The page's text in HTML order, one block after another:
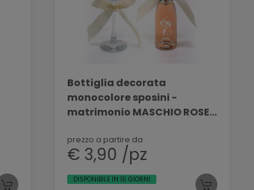
Bottiglia decorata
monocolore sposini -
matrimonio MASCHIO ROSE'
prezzo a partire da
€ 3,90 /pz
DISPONIBILE IN 15 GIORNI